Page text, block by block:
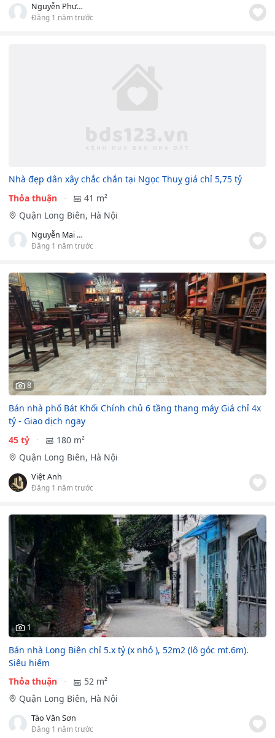
Nguyễn Phượng
Đăng 1 năm trước
Nhà đẹp dân xây chắc chắn tại Ngọc Thuỵ giá chỉ 5,75 tỷ
Thỏa thuận
41 m²
Quận Long Biên, Hà Nội
Nguyễn Mai Hương
Đăng 1 năm trước
8
Bán nhà phố Bát Khối Chính chủ 6 tầng thang máy Giá chỉ 4x
tỷ - Giao dịch ngay
45 tỷ
180 m²
Quận Long Biên, Hà Nội
Việt Anh
Đăng 1 năm trước
1
Bán nhà Long Biên chỉ 5.x tỷ (x nhỏ ), 52m2 (lô góc mt.6m).
Siêu hiếm
Thỏa thuận
52 m²
Quận Long Biên, Hà Nội
Tào Văn Sơn
Đăng 1 năm trước